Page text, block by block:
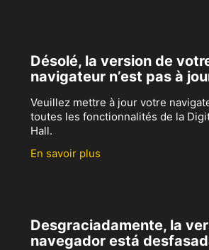
Désolé, la version de
navigateur n’est pas à
Veuillez mettre à jour votre
toutes les fonctionnalités de la
Hall.
En savoir plus
Desgraciadamente, la
navegador está